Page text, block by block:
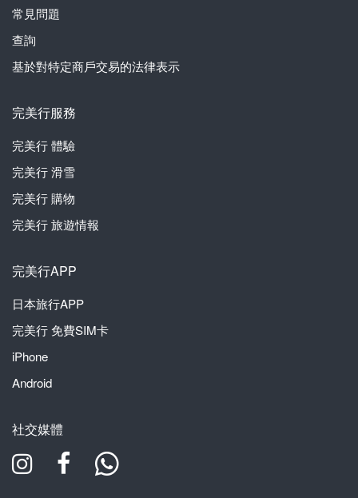
常見問題
查詢
基於對特定商戶交易的法律表示
完美行服務
完美行體驗
完美行滑雪
完美行購物
完美行旅遊情報
完美行APP
日本旅行APP
完美行免費SIM卡
iPhone
Android
社交媒體